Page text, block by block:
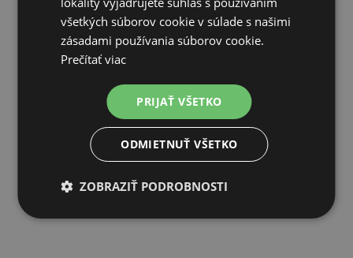
306,27€
206,73€
OČAKÁVAME: 11.08.
všetkých súborov cookie v súlade s našimi
zásadami používania súborov cookie.
Prečítať viac
PRIJAŤ VŠETKO
ODMIETNUŤ VŠETKO
ZOBRAZIŤ PODROBNOSTI